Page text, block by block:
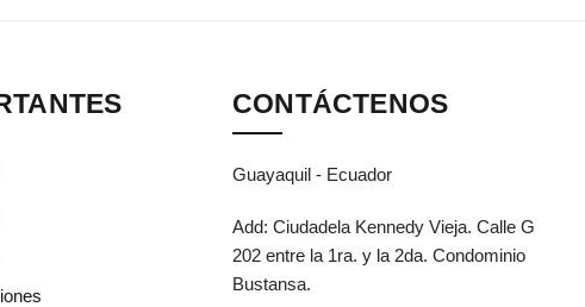
CONTÁCTENOS
Guayaquil - Ecuador
Add: Ciudadela Kennedy Vieja. Calle G
202 entre la 1ra. y la 2da. Condominio
Bustansa.